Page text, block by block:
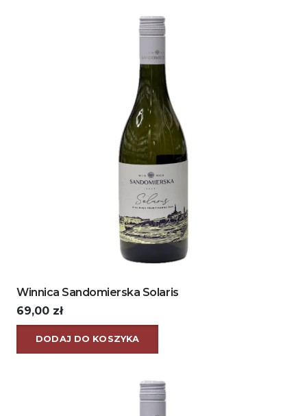
Winnica Sandomierska Solaris
69,00 zł
DODAJ DO KOSZYKA